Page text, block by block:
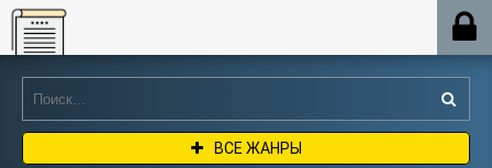
Online-knigi.org
ВСЕ ЖАНРЫ